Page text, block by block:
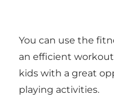
You can use the
an efficient
kids with a great
playing activities.